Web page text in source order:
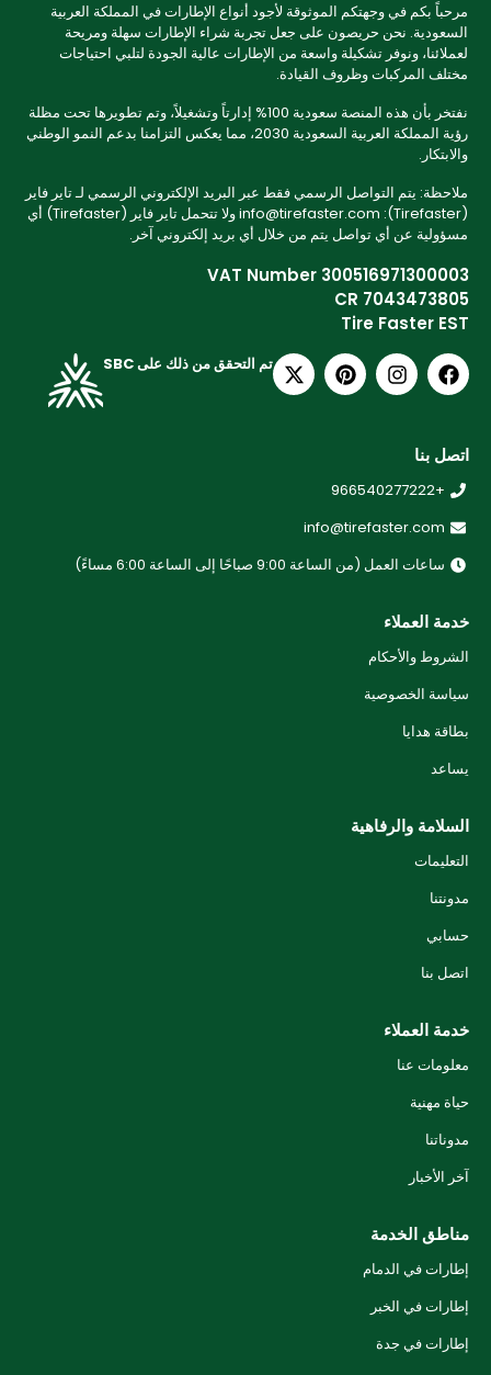
مرحباً بكم في وجهتكم الموثوقة لأجود أنواع الإطارات في المملكة العربية
السعودية. نحن حريصون على جعل تجربة شراء الإطارات سهلة ومريحة
لعملائنا، ونوفر تشكيلة واسعة من الإطارات عالية الجودة لتلبي احتياجات
مختلف المركبات وظروف القيادة.
نفتخر بأن هذه المنصة سعودية 100% إدارتاً وتشغيلاً، وتم تطويرها تحت مظلة
رؤية المملكة العربية السعودية 2030، مما يعكس التزامنا بدعم النمو الوطني
والابتكار.
ملاحظة: يتم التواصل الرسمي فقط عبر البريد الإلكتروني الرسمي لـ تاير فاير
(Tirefaster): info@tirefaster.com ولا تتحمل تاير فاير (Tirefaster) أي
مسؤولية عن أي تواصل يتم من خلال أي بريد إلكتروني آخر.
VAT Number 300516971300003
CR 7043473805
Tire Faster EST
تم التحقق من ذلك على SBC
اتصل بنا
+966540277222
info@tirefaster.com
ساعات العمل (من الساعة 9:00 صباحًا إلى الساعة 6:00 مساءً)
خدمة العملاء
الشروط والأحكام
سياسة الخصوصية
بطاقة هدايا
يساعد
السلامة والرفاهية
التعليمات
مدونتنا
حسابي
اتصل بنا
خدمة العملاء
معلومات عنا
حياة مهنية
مدوناتنا
آخر الأخبار
مناطق الخدمة
إطارات في الدمام
إطارات في الخبر
إطارات في جدة